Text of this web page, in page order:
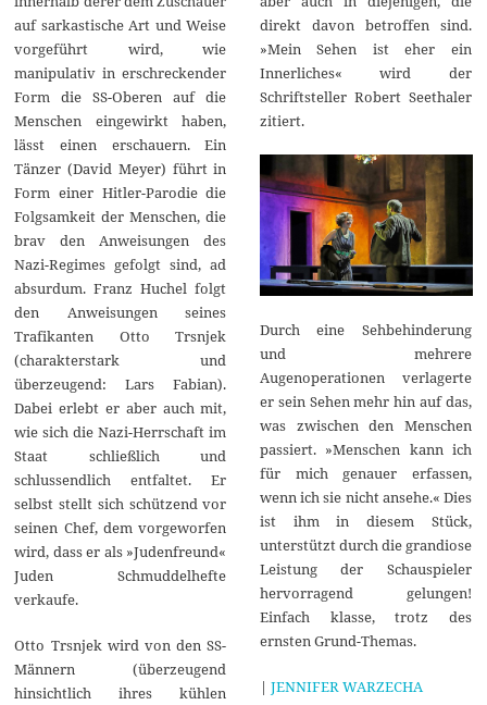
auf sarkastische Art und Weise
vorgeführt wird, wie
manipulativ in erschreckender
Form die SS-Oberen auf die
Menschen eingewirkt haben,
lässt einen erschauern. Ein
Tänzer (David Meyer) führt in
Form einer Hitler-Parodie die
Folgsamkeit der Menschen, die
brav den Anweisungen des
Nazi-Regimes gefolgt sind, ad
absurdum. Franz Huchel folgt
den Anweisungen seines
Trafikanten Otto Trsnjek
(charakterstark und
überzeugend: Lars Fabian).
Dabei erlebt er aber auch mit,
wie sich die Nazi-Herrschaft im
Staat schließlich und
schlussendlich entfaltet. Er
selbst stellt sich schützend vor
seinen Chef, dem vorgeworfen
wird, dass er als »Judenfreund«
Juden Schmuddelhefte
verkaufe.
Otto Trsnjek wird von den SS-
Männern (überzeugend
hinsichtlich ihres kühlen
direkt davon betroffen sind.
»Mein Sehen ist eher ein
Innerliches« wird der
Schriftsteller Robert Seethaler
zitiert.
Durch eine Sehbehinderung
und mehrere
Augenoperationen verlagerte
er sein Sehen mehr hin auf das,
was zwischen den Menschen
passiert. »Menschen kann ich
für mich genauer erfassen,
wenn ich sie nicht ansehe.« Dies
ist ihm in diesem Stück,
unterstützt durch die grandiose
Leistung der Schauspieler
hervorragend gelungen!
Einfach klasse, trotz des
ernsten Grund-Themas.
| JENNIFER WARZECHA